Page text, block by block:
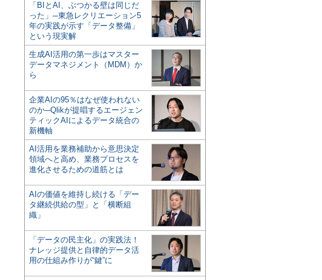
「BIとAI、ぶつかる壁は同じだ
った」─東急レクリエーション5
年の実践が示す「データ整備」
という現実解
生成AI活用の第一歩はマスター
データマネジメント（MDM）か
ら
企業AIの95％はなぜ使われない
のか─Qlikが提唱するエージェン
ティックAIによるデータ統合の
新機軸
AI活用を業務補助から意思決定
領域へと高め、業務プロセスを
進化させるための道筋とは
AIの価値を維持し続ける「デー
タ継続供給の型」と「横断組
織」
「データの民主化」の実践法！
ナレッジ提供と自律的データ活
用の仕組み作りが“鍵”に